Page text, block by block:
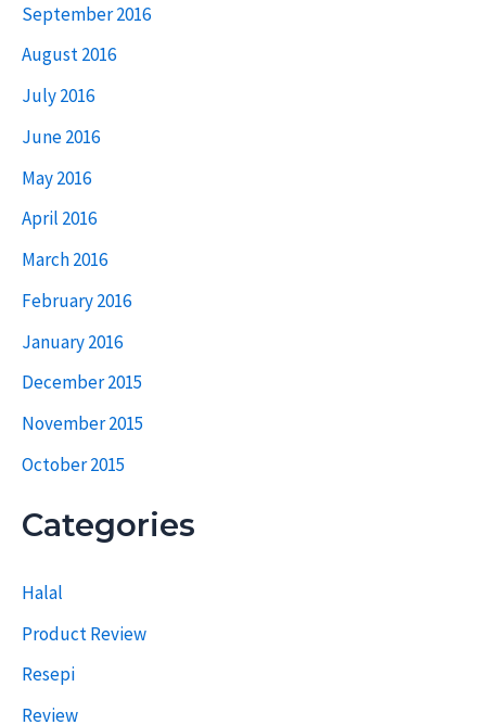
September 2016
August 2016
July 2016
June 2016
May 2016
April 2016
March 2016
February 2016
January 2016
December 2015
November 2015
October 2015
Categories
Halal
Product Review
Resepi
Review